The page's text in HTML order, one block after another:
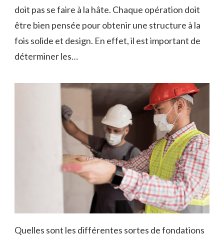
doit pas se faire à la hâte. Chaque opération doit
être bien pensée pour obtenir une structure à la
fois solide et design. En effet, il est important de
déterminer les…
Quelles sont les différentes sortes de fondations